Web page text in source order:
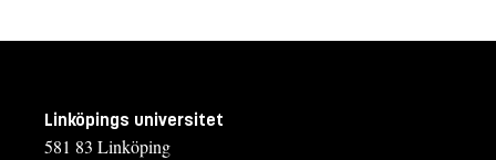
Linköpings universitet
581 83 Linköping